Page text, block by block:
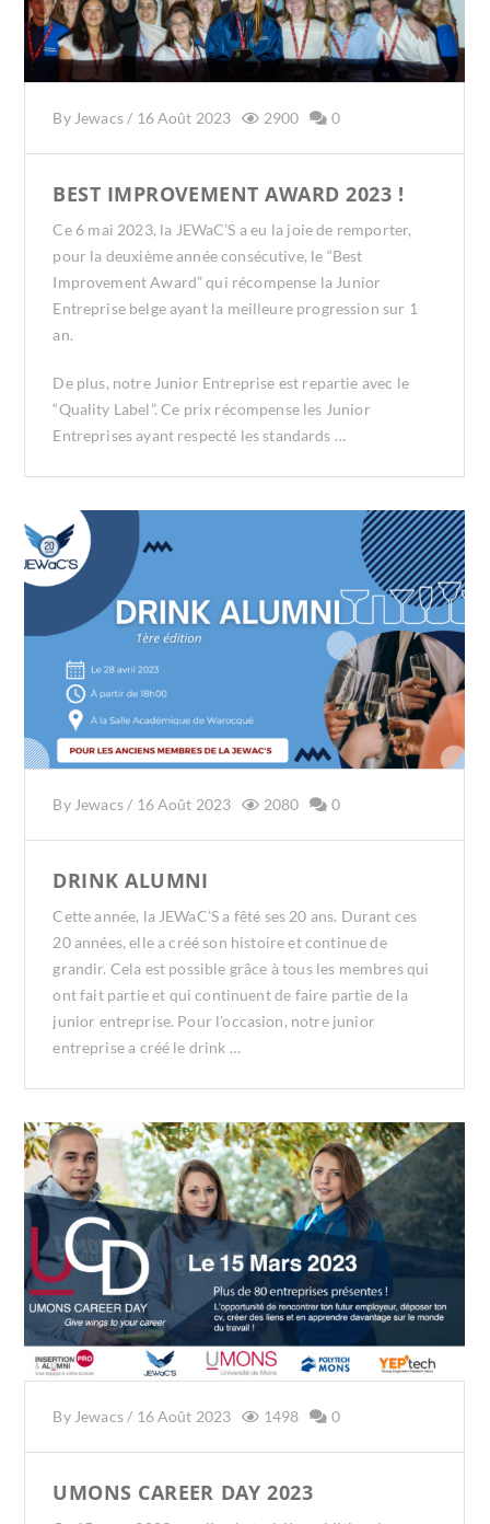
By Jewacs/ 16 Août 2023 2900 0
BEST IMPROVEMENT AWARD 2023 !
Ce 6 mai 2023, la JEWaC’S a eu la joie de remporter,
pour la deuxième année consécutive, le “Best
Improvement Award” qui récompense la Junior
Entreprise belge ayant la meilleure progression sur 1
an.
De plus, notre Junior Entreprise est repartie avec le
“Quality Label”. Ce prix récompense les Junior
Entreprises ayant respecté les standards …
By Jewacs/ 16 Août 2023 2080 0
DRINK ALUMNI
Cette année, la JEWaC’S a fêté ses 20 ans. Durant ces
20 années, elle a créé son histoire et continue de
grandir. Cela est possible grâce à tous les membres qui
ont fait partie et qui continuent de faire partie de la
junior entreprise. Pour l’occasion, notre junior
entreprise a créé le drink …
By Jewacs/ 16 Août 2023 1498 0
UMONS CAREER DAY 2023